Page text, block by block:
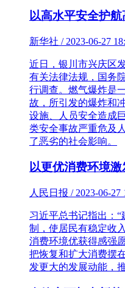
以高水平安全护
新华社 / 2023-06-27
近日，银川市兴庆区
有关法律法规，国务
行调查。燃气爆炸是
故，所引发的爆炸和
设施、人员安全造成
类安全事故严重危及
了恶劣的社会影响。
以更优消费环境
人民日报 / 2023-06-27
习近平总书记指出：
制，使居民有稳定收
消费环境优获得感强
把恢复和扩大消费摆
发更大的发展动能，